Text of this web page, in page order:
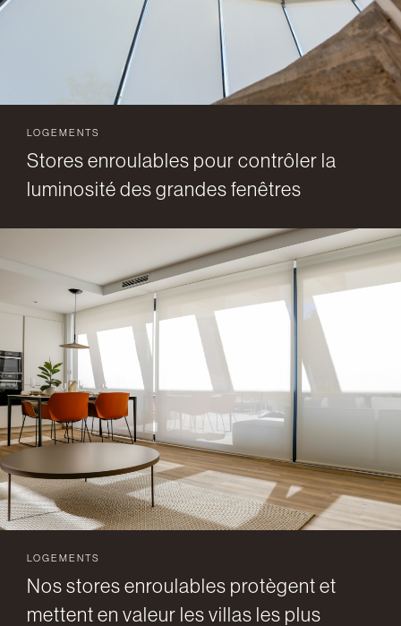
LOGEMENTS
Stores enroulables pour contrôler la
luminosité des grandes fenêtres
LOGEMENTS
Nos stores enroulables protègent et
mettent en valeur les villas les plus